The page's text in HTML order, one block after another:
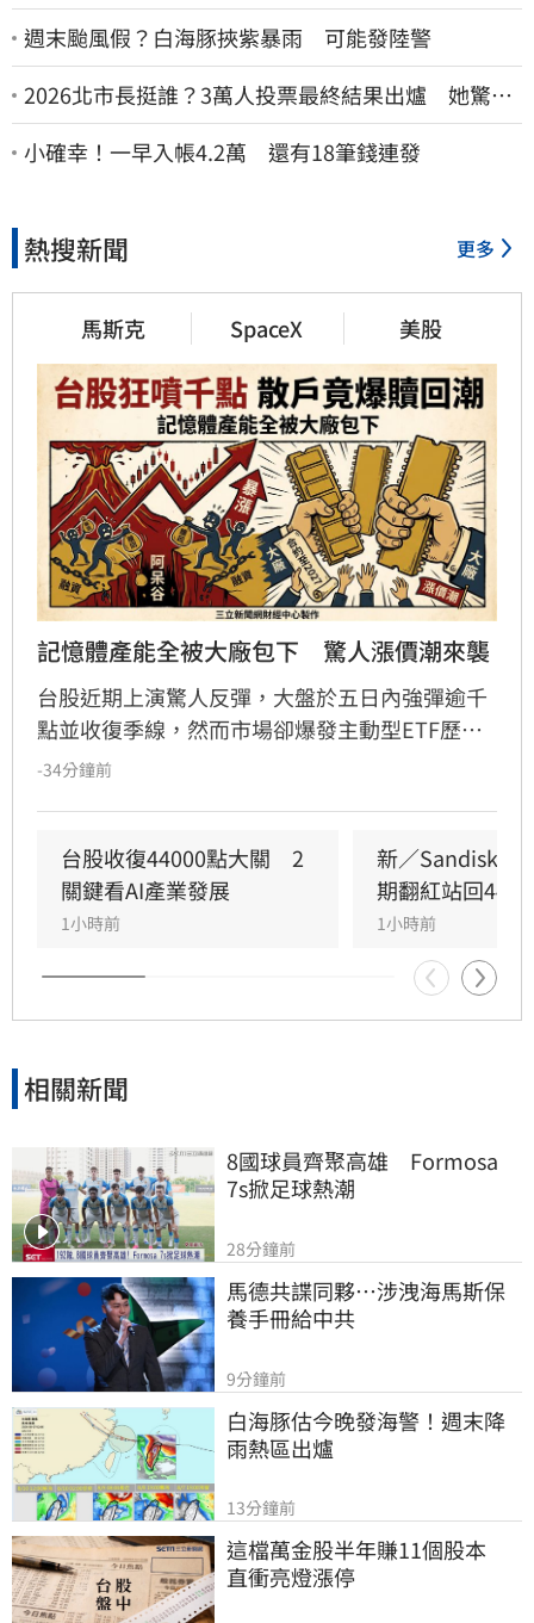
週末颱風假？白海豚挾紫暴雨 可能發陸警
2026北市長挺誰？3萬人投票最終結果出爐 她驚
喊：蔣萬安真該緊張了
小確幸！一早入帳4.2萬 還有18筆錢連發
熱搜新聞 更多
馬斯克 SpaceX 美股
記憶體產能全被大廠包下　驚人漲價潮來襲
台股近期上演驚人反彈，大盤於五日內強彈逾千
點並收復季線，然而市場卻爆發主動型ETF歷史
級別的贖回潮，許多散戶因恐慌而在低檔急殺脫
慎應對。產業方面，記憶體受惠於AI需求爆發，
三星與美光產能遭鎖定至2027年，引發終端產品
漲價潮。此外，AI晶片戰局出現轉折，馬斯克公
開力挺輝達，不僅影響市場信心，更牽動台廠AI
供應鏈的資金板塊。專家提醒，未來擁有實質業
績護體的台廠，才有望在劇烈洗牌中脫穎而出。
-34分鐘前
台股收復44000點大關　2
關鍵看AI產業發展
1小時前
新／Sandisk挫
期翻紅站回
1小時前
相關新聞
8國球員齊聚高雄　Formosa
7s掀足球熱潮
28分鐘前
馬德共諜同夥…涉洩海馬斯保
養手冊給中共
9分鐘前
白海豚估今晚發海警！週末降
雨熱區出爐
13分鐘前
這檔萬金股半年賺11個股本
直衝亮燈漲停